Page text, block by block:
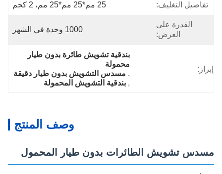
تفاصيل التغليف: 25 مم*25 مم*25 مم، 2 كجم
القدرة على
العرض:
1000 وحدة في الشهر
إبراز:
بندقية تشويش طائرة بدون طيار
محمولة
, مسدس التشويش بدون طيار دقيقة
, بندقية التشويش المحمولة
وصف المنتج
مسدس تشويش الطائرات بدون طيار المحمول